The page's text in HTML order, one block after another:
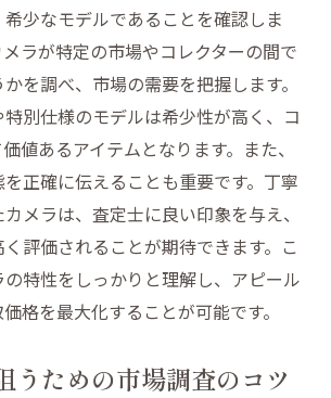
少なモデルであることを確認しま
ラが特定の市場やコレクターの間で
を調べ、市場の需要を把握します。
別仕様のモデルは希少性が高く、コ
値あるアイテムとなります。また、
正確に伝えることも重要です。丁寧
メラは、査定士に良い印象を与え、
評価されることが期待できます。こ
特性をしっかりと理解し、アピール
格を最大化することが可能です。
うための市場調査のコツ